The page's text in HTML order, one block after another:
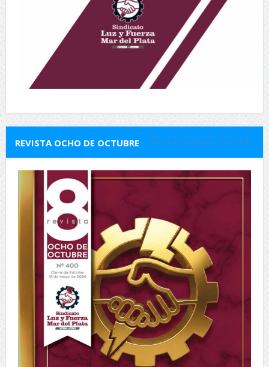
REVISTA OCHO DE OCTUBRE